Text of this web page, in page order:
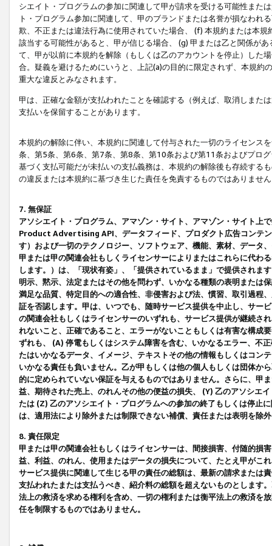
シエイト・プログラムの参加に関連して甲が請求を受ける可能性また
ト・プログラム参加に関連して、甲のブランドまたは名誉が損なわれ
欺、不正または違法行為に使用されていた場合、 (f) 本規約または本
該当する可能性があると、甲が信じる場合、 (g) 甲または乙と関係が
て、甲が以前に本規約を解除（もしくは乙のアカウントを停止）した
合。疑義を避けるためにいうと、上記(a)の目的に限定されず、本規
重大な違反とみなされます。
甲は、正確な金額が支払われたことを確認する（例えば、取消しまた
支払いを保留することがあります。
本規約の解除に伴い、本規約に関連して付与された一切のライセンス
条、第5条、第6条、第7条、第8条、第10条および第11条およびプロ
基づく支払可能だが未払いの支払義務は、本規約の解除後も存続する
の違反または本規約に基づき生じた責任を免責するものではありませ
7. 無保証
アソシエイト・プログラム、アマゾン・サイト、アマゾン・サイト上
Product Advertising API、データフィード、プロダクト広告コンテ
す）および一切のテクノロジー、ソフトウェア、機能、素材、データ
甲または甲の関連会社もしくライセンサーによりまたはこれらに代わ
します。）は、「現状有姿」、「提供されているまま」で提供されま
明示、黙示、法定またはその他を問わず、いかなる種類の表明または
満足な品質、特定目的への適合性、非侵害および法、慣習、取引過程
証を否認します。甲は、いつでも、随時サービス提供を中止し、サー
の関連会社もしくはライセンサーのいずれも、サービス提供が継続さ
れないこと、正確であること、エラーがないこともしくは有害な構成
ずれも、 (A) 停電もしくはシステム障害を含む、いかなるエラー、不
たはいかなるデータ、イメージ、テキストその他の情報もしくはコン
いかなる責任も負いません。乙が甲もしくは他の個人もしくは団体か
的に定められていない保証を与えるものではありません。さらに、甲
益、期待された売上、のれんその他の便益の損失、 (Y) 乙のアソシエ
たは (Z) 乙のアソシエイト・プログラムへの参加の終了もしくは停止
は、適用法により除外または制限できない補償、責任または表明を除
8. 責任限定
甲または甲の関連会社もしくはライセンサーは、間接損害、付随的損
益、利益、のれん、使用またはデータの損失について、たとえ甲がこ
サービス提供に関連して生じる甲の責任の総額は、最新の請求または
支払われたまたは支払うべき、紹介料の総額を超えないものとします
法上の救済を求める権利を含め、一切の権利または衡平法上の救済を
任を制限するものではありません。